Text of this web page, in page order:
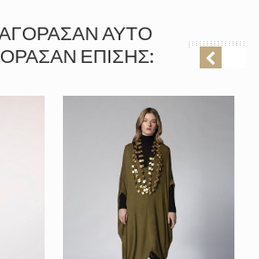
ΑΥΤΌ
ΕΠΊΣΗΣ: